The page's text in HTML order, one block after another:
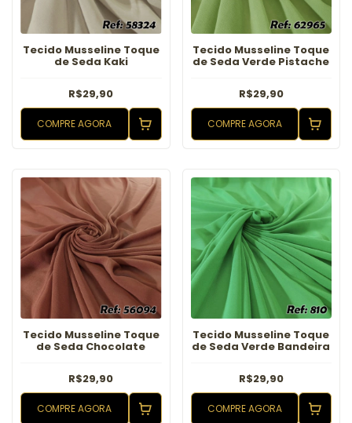
Tecido Musseline Toque
de Seda Kaki
R$29,90
COMPRE AGORA
Tecido Musseline Toque
de Seda Verde Pistache
R$29,90
COMPRE AGORA
Tecido Musseline Toque
de Seda Chocolate
R$29,90
COMPRE AGORA
Tecido Musseline Toque
de Seda Verde Bandeira
R$29,90
COMPRE AGORA